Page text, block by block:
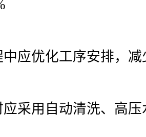
应优化工序安排，
采用自动清洗、高